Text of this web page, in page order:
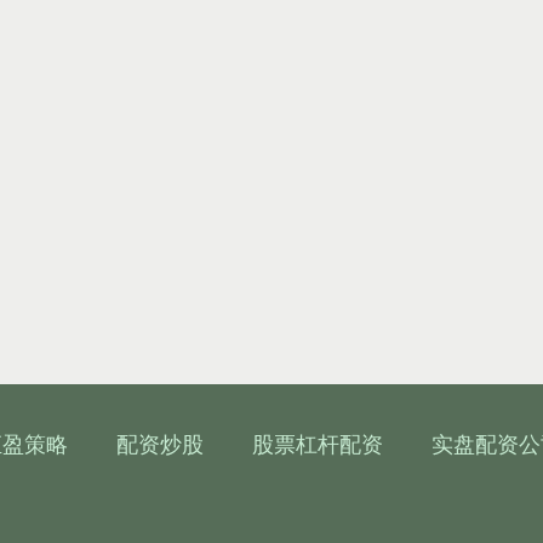
策略 配资炒股 股票杠杆配资 实盘配资